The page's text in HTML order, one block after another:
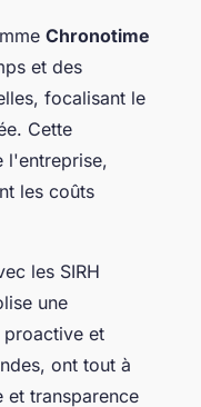
Chronotime
et des
focalisant le
Cette
l'entreprise,
les coûts
les SIRH
une
proactive et
ont tout à
transparence